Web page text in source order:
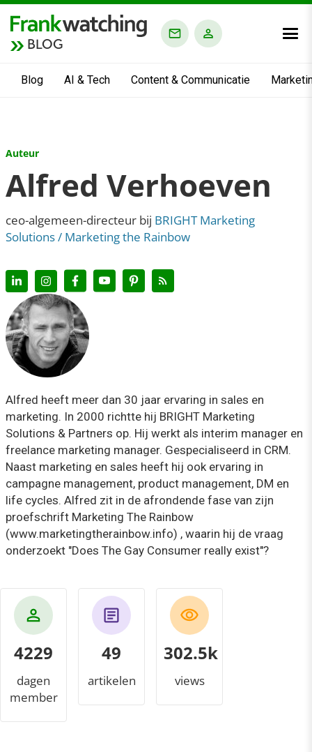
BLOG
Blog AI & Tech Content & Communicatie
Auteur
Alfred Verhoeven
ceo-algemeen-directeur bij BRIGHT Marketing
Solutions / Marketing the Rainbow
Alfred heeft meer dan 30 jaar ervaring in sales en
marketing. In 2000 richtte hij BRIGHT Marketing
Solutions & Partners op. Hij werkt als interim manager en
freelance marketing manager. Gespecialiseerd in CRM.
Naast marketing en sales heeft hij ook ervaring in
campagne management, product management, DM en
life cycles. Alfred zit in de afrondende fase van zijn
proefschrift Marketing The Rainbow
(www.marketingtherainbow.info) , waarin hij de vraag
onderzoekt "Does The Gay Consumer really exist"?
4229
dagen
member
49
artikelen
338.0k
views